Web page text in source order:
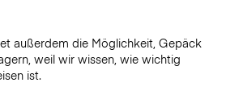
außerdem die Möglichkeit, Gepäck
weil wir wissen, wie wichtig
ist.